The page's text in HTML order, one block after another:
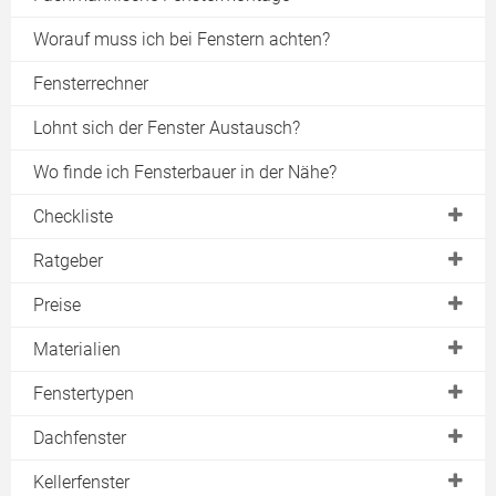
Worauf muss ich bei Fenstern achten?
Fensterrechner
Lohnt sich der Fenster Austausch?
Wo finde ich Fensterbauer in der Nähe?
Checkliste
Planung
Angebote vergleichen
Ratgeber
neues Fenster
Fenster kaufen
Kondenswasser
Fensterlüfter
Preise
Energiesparfenster
Kellerfenster
Materialien
Kunststofffenster
Holzfenster
Fenstertypen
Fensterarten
Bodentiefe Fenster
Dachfenster
Einbauen
Kellerfenster